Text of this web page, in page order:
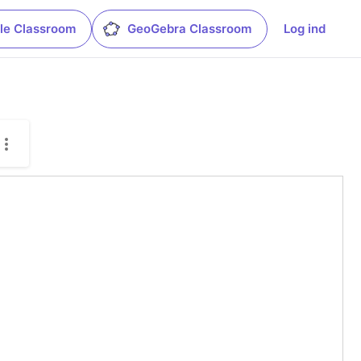
Classroom GeoGebra Classroom Log ind